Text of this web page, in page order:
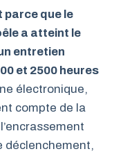
parce que le
a atteint le
entretien
et 2500 heures
électronique,
compte de la
déclenchement,